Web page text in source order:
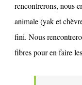
rencontrerons, nous
animale (yak et
fini. Nous
fibres pour en faire